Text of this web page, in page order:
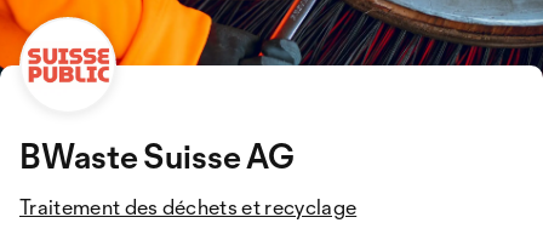
BWaste Suisse AG
Traitement des déchets et recyclage